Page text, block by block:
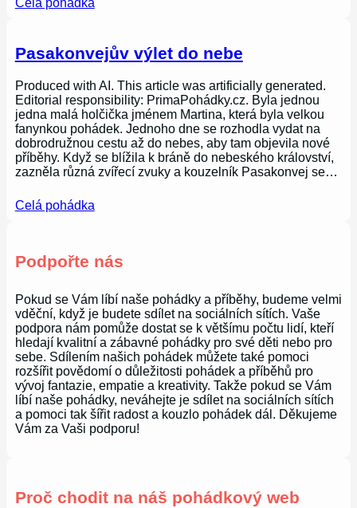
Pasakonvejův výlet do nebe
Produced with AI. This article was artificially generated.
Editorial responsibility: PrimaPohádky.cz. Byla jednou
jedna malá holčička jménem Martina, která byla velkou
fanynkou pohádek. Jednoho dne se rozhodla vydat na
dobrodružnou cestu až do nebes, aby tam objevila nové
příběhy. Když se blížila k bráně do nebeského království,
zazněla různá zvířecí zvuky a kouzelník Pasakonvej se…
Celá pohádka
Podpořte nás
Pokud se Vám líbí naše pohádky a příběhy, budeme velmi
vděční, když je budete sdílet na sociálních sítích. Vaše
podpora nám pomůže dostat se k většímu počtu lidí, kteří
hledají kvalitní a zábavné pohádky pro své děti nebo pro
sebe. Sdílením našich pohádek můžete také pomoci
rozšířit povědomí o důležitosti pohádek a příběhů pro
vývoj fantazie, empatie a kreativity. Takže pokud se Vám
líbí naše pohádky, neváhejte je sdílet na sociálních sítích
a pomoci tak šířit radost a kouzlo pohádek dál. Děkujeme
Vám za Vaši podporu!
Proč chodit na náš pohádkový web